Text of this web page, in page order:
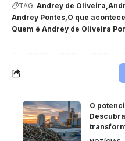
TAG: Andrey de Oliveira
Andrey Pontes O que
Quem é Andrey de Oliveira
O